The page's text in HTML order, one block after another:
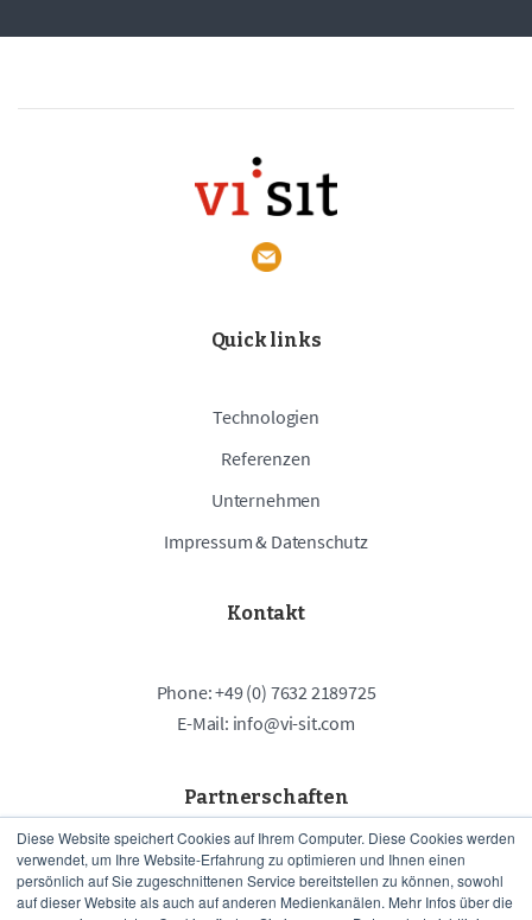
Diese Website speichert Cookies auf Ihrem Computer. Diese Cookies werden
verwendet, um Ihre Website-Erfahrung zu optimieren und Ihnen einen
persönlich auf Sie zugeschnittenen Service bereitstellen zu können, sowohl
auf dieser Website als auch auf anderen Medienkanälen. Mehr Infos über die
Quick links
Technologien
Referenzen
Unternehmen
Impressum & Datenschutz
Kontakt
Phone: +49 (0) 7632 2189725
E-Mail: info@vi-sit.com
Partnerschaften